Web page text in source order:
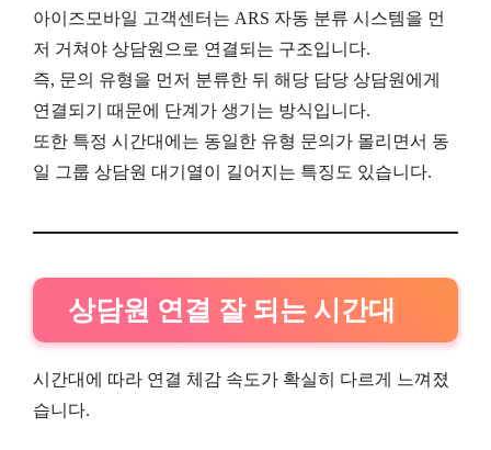
아이즈모바일 고객센터는 ARS 자동 분류 시스템을 먼
저 거쳐야 상담원으로 연결되는 구조입니다.
즉, 문의 유형을 먼저 분류한 뒤 해당 담당 상담원에게
연결되기 때문에 단계가 생기는 방식입니다.
또한 특정 시간대에는 동일한 유형 문의가 몰리면서 동
일 그룹 상담원 대기열이 길어지는 특징도 있습니다.
상담원 연결 잘 되는 시간대
시간대에 따라 연결 체감 속도가 확실히 다르게 느껴졌
습니다.